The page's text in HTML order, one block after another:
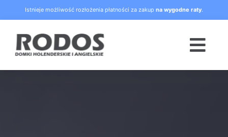
to
content
Istnieje możliwość rozłożenia płatności za zakup na wygodne raty.